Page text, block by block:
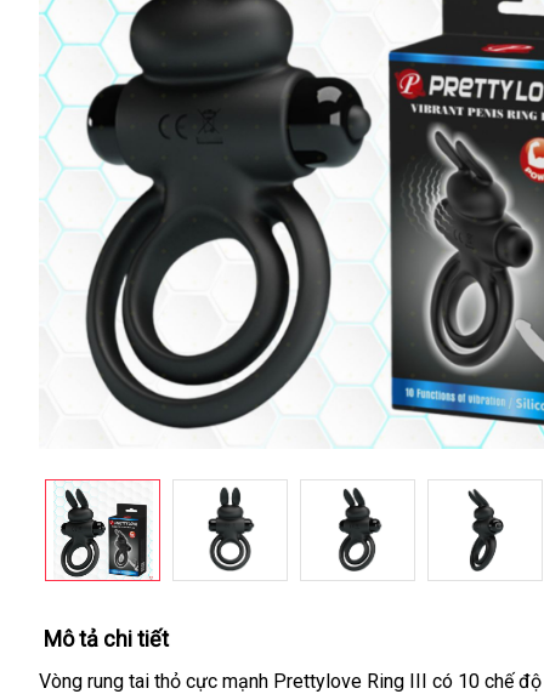
Mô tả chi tiết
Vòng rung tai thỏ cực mạnh Prettylove Ring III có 10 chế độ